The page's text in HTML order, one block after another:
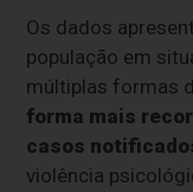
Os dados
população em
múltiplas formas
forma mais
casos
violência